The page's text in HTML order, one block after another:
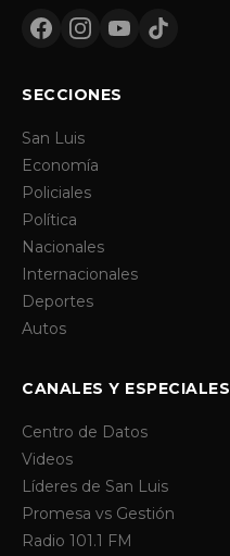
SECCIONES
San Luis
Economía
Policiales
Política
Nacionales
Internacionales
Deportes
Autos
CANALES Y ESPECIALES
Centro de Datos
Videos
Líderes de San Luis
Promesa vs Gestión
Radio 101.1 FM